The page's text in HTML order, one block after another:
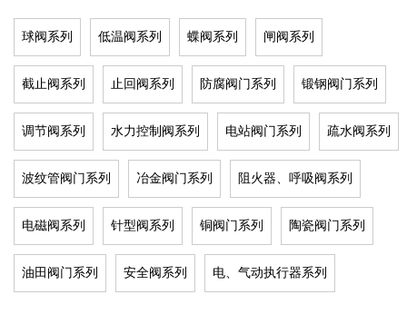
球阀系列 低温阀系列 蝶阀系列 闸阀系列
截止阀系列 止回阀系列 防腐阀门系列 锻钢阀门系列
调节阀系列 水力控制阀系列 电站阀门系列 疏水阀系列
波纹管阀门系列 冶金阀门系列 阻火器、呼吸阀系列
电磁阀系列 针型阀系列 铜阀门系列 陶瓷阀门系列
油田阀门系列 安全阀系列 电、气动执行器系列